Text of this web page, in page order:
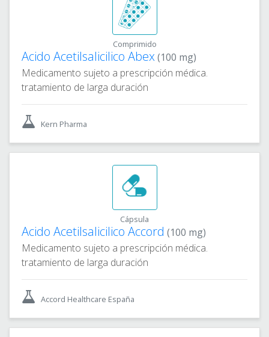
Comprimido
Acido Acetilsalicilico Abex(100 mg)
Medicamento sujeto a prescripción médica.
tratamiento de larga duración
Kern Pharma
Cápsula
Acido Acetilsalicilico Accord (100 mg)
Medicamento sujeto a prescripción médica.
tratamiento de larga duración
Accord Healthcare España